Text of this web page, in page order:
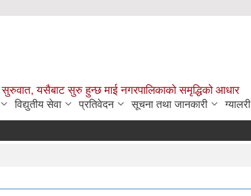
यसैबाट सुरु हुन्छ माई नगरपालिकाको समृद्धिको आधार
विद्युतीय सेवा प्रतिवेदन सूचना तथा जानकारी ग्यालरी